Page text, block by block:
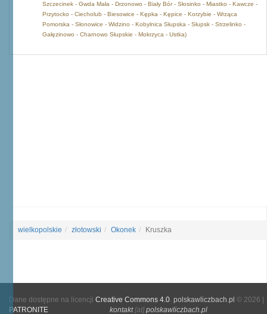
Szczecinek - Gwda Mała - Drzonowo - Biały Bór - Słosinko - Miastko - Kawcze -
Przytocko - Ciecholub - Biesowice - Kępka - Kępice - Korzybie - Wrząca
Pomorska - Słonowice - Widzino - Kobylnica Słupska - Słupsk - Strzelinko -
Gałęzinowo - Charnowo Słupskie - Mokrzyca - Ustka)
wielkopolskie złotowski Okonek Kruszka
Dane dostępne na licencji Creative Commons 4.0. polskawliczbach.pl © 2026 |
PATRONITE
kontakt[at]polskawliczbach.pl